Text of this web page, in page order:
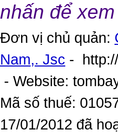
nhấn để xem
Đơn vị chủ quản:
Nam,. Jsc -
- Website:
Mã số thuế:
17/01/2012 đã